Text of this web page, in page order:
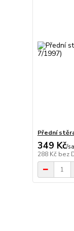
Přední
349 Kč/
288 Kč bez